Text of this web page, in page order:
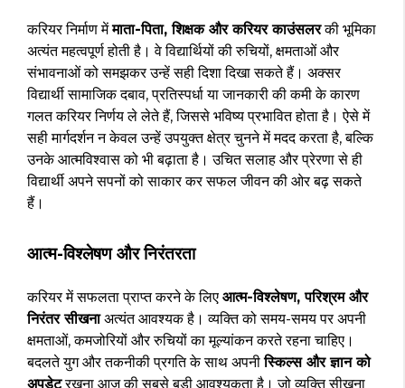
करियर निर्माण मेंमाता-पिता, शिक्षक और करियर काउंसलरकी भूमिका
अत्यंत महत्वपूर्ण होती है। वे विद्यार्थियों की रुचियों, क्षमताओं और
संभावनाओं को समझकर उन्हें सही दिशा दिखा सकते हैं। अक्सर
विद्यार्थी सामाजिक दबाव, प्रतिस्पर्धा या जानकारी की कमी के कारण
गलत करियर निर्णय ले लेते हैं, जिससे भविष्य प्रभावित होता है। ऐसे में
सही मार्गदर्शन न केवल उन्हें उपयुक्त क्षेत्र चुनने में मदद करता है, बल्कि
उनके आत्मविश्वास को भी बढ़ाता है। उचित सलाह और प्रेरणा से ही
विद्यार्थी अपने सपनों को साकार कर सफल जीवन की ओर बढ़ सकते
हैं।
आत्म-विश्लेषण और निरंतरता
करियर में सफलता प्राप्त करने के लिए आत्म-विश्लेषण, परिश्रम और
निरंतर सीखनाअत्यंत आवश्यक है। व्यक्ति को समय-समय पर अपनी
क्षमताओं, कमजोरियों और रुचियों का मूल्यांकन करते रहना चाहिए।
बदलते युग और तकनीकी प्रगति के साथ अपनीस्किल्स और ज्ञान को
अपडेटरखना आज की सबसे बड़ी आवश्यकता है। जो व्यक्ति सीखना